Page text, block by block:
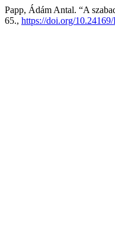
Papp, Ádám Antal. “A
65., https://doi.org/